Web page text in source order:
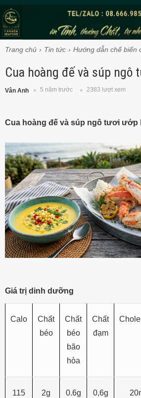
Trang chủ Tin tức Hướng dẫn chế biến
Cua hoàng đế và súp ngô
Vân Anh 5 năm trước 2383 lượt xem
Cua hoàng đế và súp ngô tươi ướp
Giá trị dinh dưỡng
Calo
Chất
béo
Chất
béo
bão
hòa
Chất
đạm
115
2g 0.6g 0,6g